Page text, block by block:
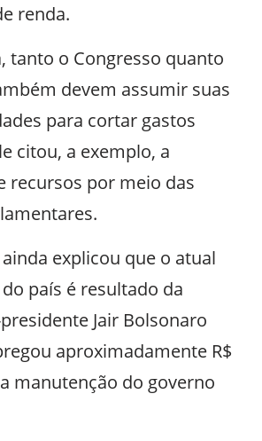
renda.
tanto o Congresso quanto
devem assumir suas
para cortar gastos
citou, a exemplo, a
recursos por meio das
explicou que o atual
país é resultado da
Jair Bolsonaro
aproximadamente R$
manutenção do governo